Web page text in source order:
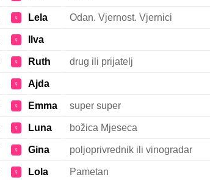
♀ Lela Odan. Vjernost. Vjernici
♀ Ilva
♀ Ruth drug ili prijatelj
♀ Ajda
♀ Emma super super
♀ Luna božica Mjeseca
♀ Gina poljoprivrednik ili vinogradar
♀ Lola Pametan